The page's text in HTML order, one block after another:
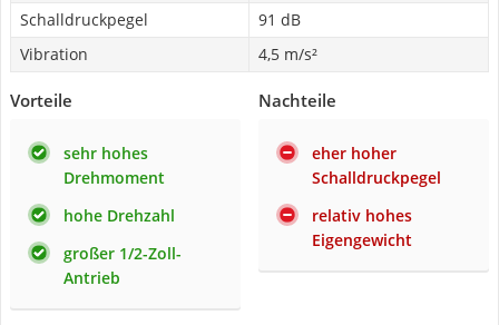
Schalldruckpegel
91 dB
Vibration
4,5 m/s²
Vorteile
sehr hohes
Drehmoment
hohe Drehzahl
großer 1/2-Zoll-
Antrieb
Nachteile
eher hoher
Schalldruckpegel
relativ hohes
Eigengewicht